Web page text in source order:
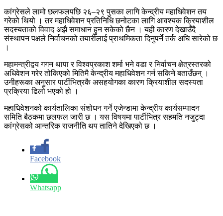
कांग्रेसले लामो छलफलपछि २६–२९ पुसका लागि केन्द्रीय महाधिवेशन तय
गरेको थियो । तर महाधिवेशन प्रतिनिधि छनोटका लागि आवश्यक क्रियाशील
सदस्यताको विवाद अझै समाधान हुन सकेको छैन । यही कारण देखाउँदै
संस्थापन पक्षले निर्वाचनको तयारीलाई प्राथमिकता दिनुपर्ने तर्क अघि सारेको छ
।
महामन्त्रीद्वय गगन थापा र विश्वप्रकाश शर्मा भने वडा र निर्वाचन क्षेत्रस्तरको
अधिवेशन गरेर तोकिएको मितिमै केन्द्रीय महाधिवेशन गर्न सकिने बताउँछन् ।
उनीहरूका अनुसार पार्टीभित्रकै असहयोगका कारण क्रियाशील सदस्यता
प्रक्रिया ढिलो भएको हो ।
महाधिवेशनको कार्यतालिका संशोधन गर्ने एजेन्डामा केन्द्रीय कार्यसम्पादन
समिति बैठकमा छलफल जारी छ । यस विषयमा पार्टीभित्र सहमति नजुट्दा
कांग्रेसको आन्तरिक राजनीति थप तातिने देखिएको छ ।
Facebook
Whatsapp